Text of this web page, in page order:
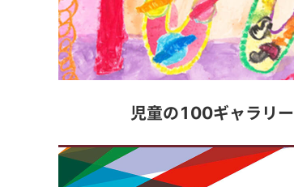
児童の100ギャラリー